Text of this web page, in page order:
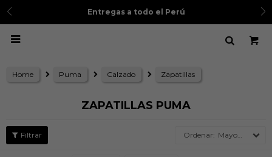
Entregas a todo el Perú 3

Home Puma Calzado Zapatillas
ZAPATILLAS PUMA
Mayor precio